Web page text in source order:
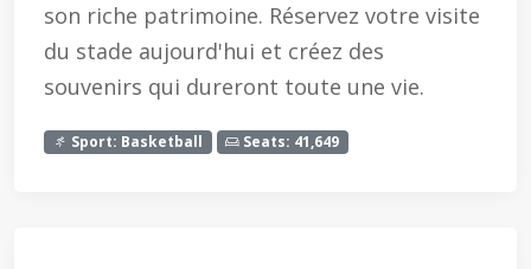
son riche patrimoine. Réservez votre visite
du stade aujourd'hui et créez des
souvenirs qui dureront toute une vie.
Sport: Basketball Seats: 41,649